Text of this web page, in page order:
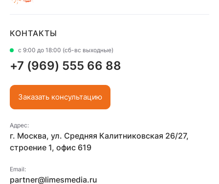
КОНТАКТЫ
с 9:00 до 18:00 (сб-вс выходные)
+7 (969) 555 66 88
Заказать консультацию
Адрес:
г. Москва, ул. Средняя Калитниковская 26/27,
строение 1, офис 619
Email:
partner@limesmedia.ru